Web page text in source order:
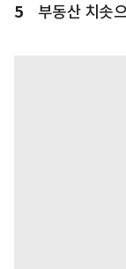
5 부동산 치솟